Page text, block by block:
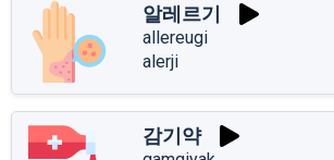
알레르기
allereugi
alerji
감기약